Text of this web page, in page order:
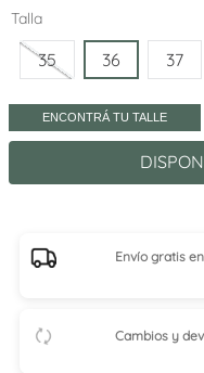
Talla
35 36 37
ENCONTRÁ TU TALLE
Envío gratis
Cambios y